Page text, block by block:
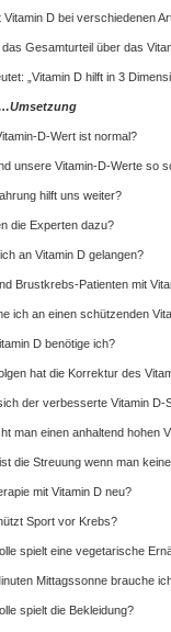
Vitamin D bei verschiedenen
das Gesamturteil über das
„Vitamin D hilft in 3
D-Wert ist normal?
unsere Vitamin-D-Werte so
hilft uns weiter?
die Experten dazu?
an Vitamin D gelangen?
Brustkrebs-Patienten mit
ich an einen schützenden
D benötige ich?
hat die Korrektur des
der verbesserte Vitamin D-
man einen anhaltend hohen
die Streuung wenn man
mit Vitamin D neu?
Sport vor Krebs?
spielt eine vegetarische
Mittagssonne brauche
spielt die Bekleidung?